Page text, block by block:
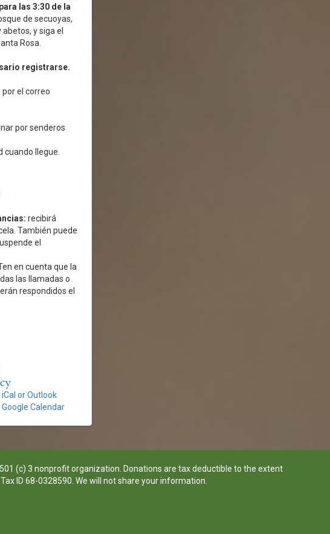
las 3:30 de la
de secuoyas,
y siga el
Rosa.
registrarse.
por el correo
por senderos
cuando llegue.
recibirá
También puede
el
en cuenta que la
las llamadas o
respondidos el
or Outlook
Calendar
501 (c) 3 nonprofit organization. Donations are tax deductible to the extent
ID 68-0328590. We will not share your information.